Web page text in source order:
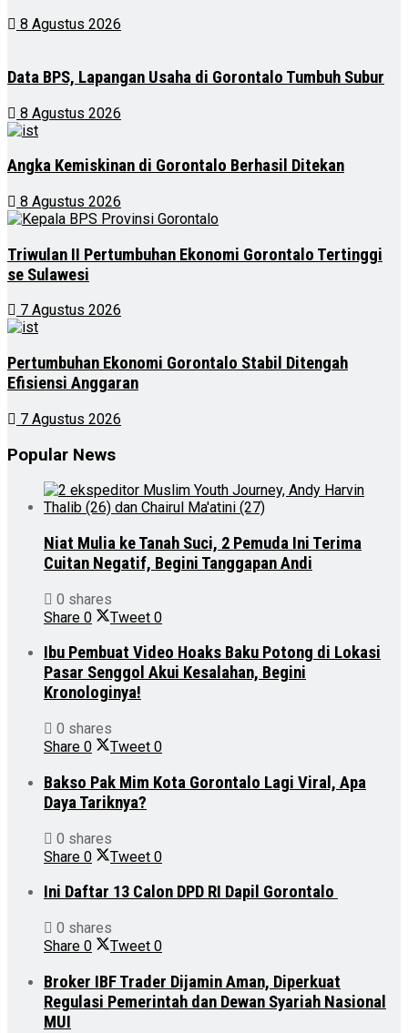
8 Agustus 2026
Data BPS, Lapangan Usaha di Gorontalo Tumbuh Subur
8 Agustus 2026
Angka Kemiskinan di Gorontalo Berhasil Ditekan
8 Agustus 2026
Triwulan II Pertumbuhan Ekonomi Gorontalo Tertinggi
se Sulawesi
7 Agustus 2026
Pertumbuhan Ekonomi Gorontalo Stabil Ditengah
Efisiensi Anggaran
7 Agustus 2026
Popular News
Niat Mulia ke Tanah Suci, 2 Pemuda Ini Terima
Cuitan Negatif, Begini Tanggapan Andi
0 shares
Share 0 Tweet 0
Ibu Pembuat Video Hoaks Baku Potong di Lokasi
Pasar Senggol Akui Kesalahan, Begini
Kronologinya!
0 shares
Share 0 Tweet 0
Bakso Pak Mim Kota Gorontalo Lagi Viral, Apa
Daya Tariknya?
0 shares
Share 0 Tweet 0
Ini Daftar 13 Calon DPD RI Dapil Gorontalo
0 shares
Share 0 Tweet 0
Broker IBF Trader Dijamin Aman, Diperkuat
Regulasi Pemerintah dan Dewan Syariah Nasional
MUI